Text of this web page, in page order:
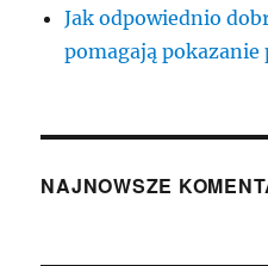
Jak odpowiednio
pomagają pokazanie
NAJNOWSZE